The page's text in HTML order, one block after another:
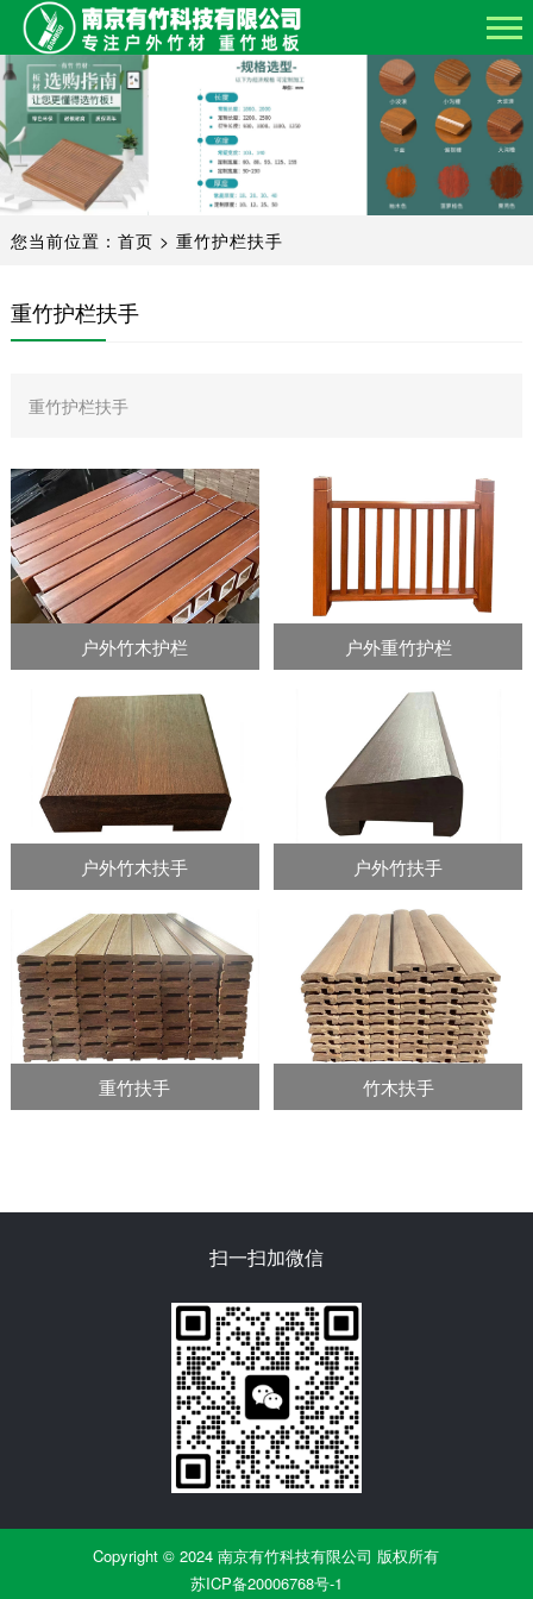
站
首
关
于
们
产
品
中
心
工
程
案
工
厂
新
我
们
您当前位置： 首页 > 重竹护栏扶手
重竹护栏扶手
重竹护栏扶手
户外竹木护栏 户外重竹护栏
户外竹木扶手 户外竹扶手
重竹扶手 竹木扶手
扫一扫加微信
Copyright © 2024 南京有竹科技有限公司 版权所有
苏ICP备20006768号-1